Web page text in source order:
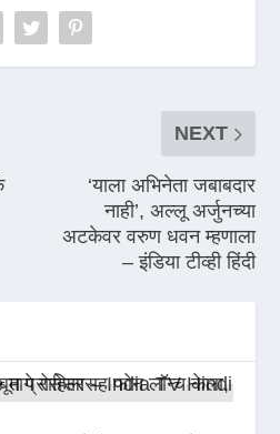
NEXT
‘याला अभिनेता जबाबदार
नाही’, अल्लू अर्जुनच्या
अटकेवर वरुण धवन म्हणाला
– इंडिया टीव्ही हिंदी